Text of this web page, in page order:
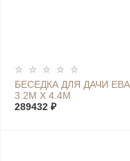
БЕСЕДКА ДЛЯ ДАЧИ
3.2М Х 4.4М
289432 ₽